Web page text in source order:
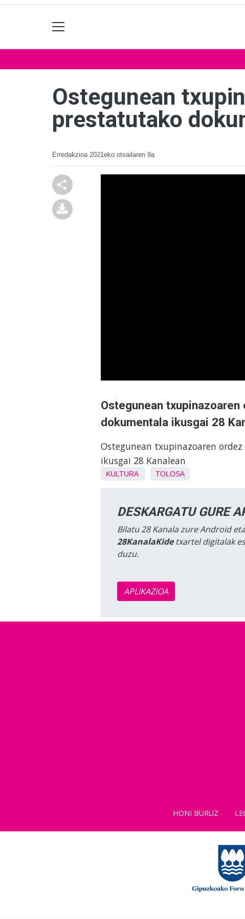
Ostegunean
prestatutako
Erredakzioa 2021eko otsailaren 9a
Ostegunean
dokumentala ikusgai 28
Ostegunean txupinazoaren
ikusgai 28 Kanalean
KULTURA TOLOSA
DESKARGATU GURE
Bilatu 28 Kanala zure Android
28KanalaKidetxartel digitalak
duzu.
APLIKAZIOA
HONI BURUZ